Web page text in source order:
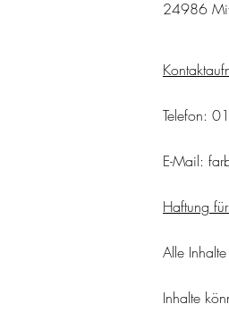
24986
Telefon:
E-Mail:
Haftung
Alle
Inhalte